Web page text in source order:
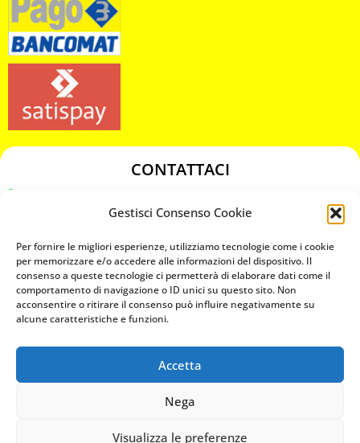
Gestisci Consenso Cookie
Per fornire le migliori esperienze, utilizziamo tecnologie come i cookie
per memorizzare e/o accedere alle informazioni del dispositivo. Il
consenso a queste tecnologie ci permetterà di elaborare dati come il
comportamento di navigazione o ID unici su questo sito. Non
acconsentire o ritirare il consenso può influire negativamente su
alcune caratteristiche e funzioni.
Accetta
Nega
Visualizza le preferenze
CONTATTACI
chiavicodificate@gmail.com
Privacy Policy
Cookie Policy
MAPS
CHIAMA ORA